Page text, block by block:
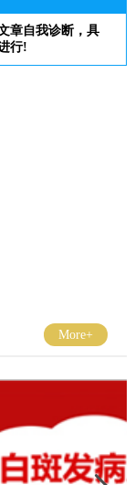
章自我诊断，具
行!
More+